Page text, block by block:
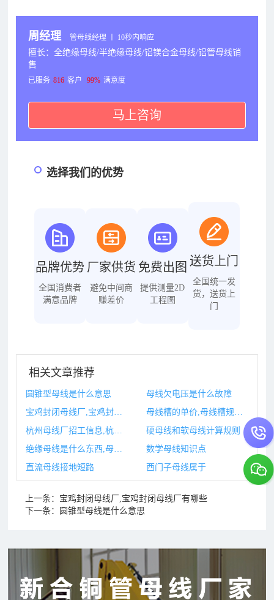
周经理 管母线经理 丨 10秒内响应
擅长：全绝缘母线/半绝缘母线/铝镁合金母线/铝管母线销
售
已服务 816 客户 99% 满意度
马上咨询
选择我们的优势
品牌优势
全国消费者
满意品牌
厂家供货
避免中间商
赚差价
免费出图
提供测量2D
工程图
送货上门
全国统一发
货，送货上
门
相关文章推荐
圆锥型母线是什么意思
母线欠电压是什么故障
硬母线和软母线计算规则
数学母线知识点
直流母线接地短路
西门子母线属于
上一条： 宝鸡封闭母线厂,宝鸡封闭母线厂有哪些
下一条：
圆锥型母线是什么意思